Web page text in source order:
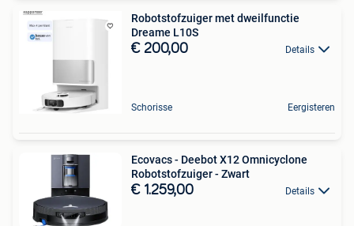
Robotstofzuiger met dweilfunctie
Dreame L10S
€ 200,00 Details
Schorisse Eergisteren
Ecovacs - Deebot X12 Omnicyclone
Robotstofzuiger - Zwart
€ 1.259,00 Details